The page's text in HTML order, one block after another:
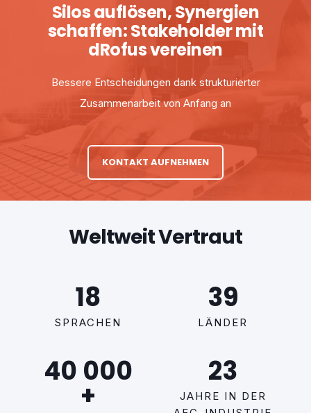
Silos auflösen, Synergien
schaffen: Stakeholder mit
dRofus vereinen
Bessere Entscheidungen dank strukturierter
Zusammenarbeit von Anfang an
KONTAKT AUFNEHMEN
Weltweit Vertraut
18
SPRACHEN
39
LÄNDER
40 000
+
23
JAHRE IN DER